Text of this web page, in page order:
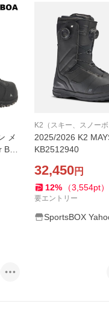
メ
ド
K2（スキー、スノーボ
2025/2026 K2 MAYSIS Black
KB2512940
32,450円
12% （3,554pt）
要エントリー
SportsBOX